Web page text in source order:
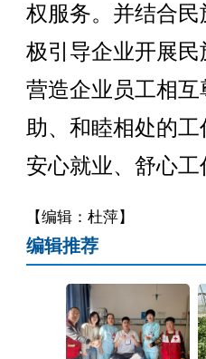
权服务。并结合
极引导企业开展
营造企业员工相
助、和睦相处的
安心就业、舒心工
【编辑：杜萍】
编辑推荐